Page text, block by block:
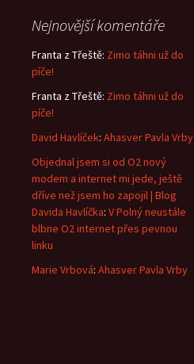
Nejnovější komentáře
Franta z Třeště: Zimo táhni už do
píče!
Franta z Třeště: Zimo táhni už do
píče!
David Havlíček: Ahasver Pavla Vrby
Objednal jsem si od O2 nový
modem a internet mi jede, ještě
dříve než jsem ho zapojil | Blog
Davida Havlíčka: V Polný neustále
blbne O2 internet přes pevnou
linku
Marie Vrbová: Ahasver Pavla Vrby